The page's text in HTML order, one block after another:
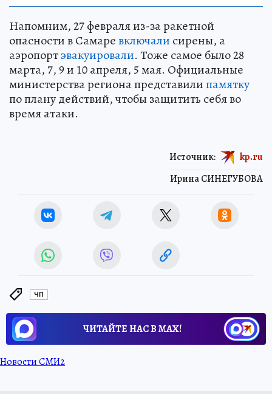
Напомним, 27 февраля из-за ракетной
опасности в Самаревключали сирены, а
аэропортэвакуировали. Тоже самое было 28
марта, 7, 9 и 10 апреля, 5 мая. Официальные
министерства региона представилипамятку
по плану действий, чтобы защитить себя во
время атаки.
Ирина СИНЕГУБОВА
Источник: kp.ru
ЧП
ЧИТАЙТЕ НАС В МАХ!
Новости СМИ2